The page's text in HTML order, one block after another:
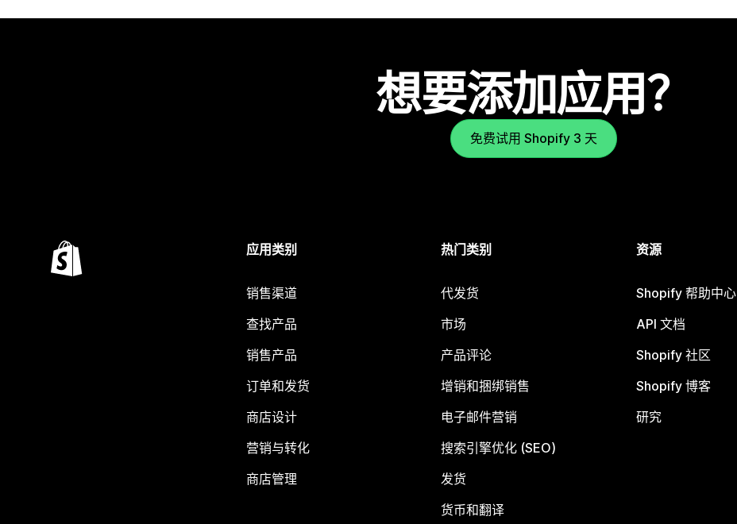
想要添加应用？
免费试用 Shopify 3 天
应用类别
销售渠道
查找产品
销售产品
订单和发货
商店设计
营销与转化
商店管理
热门类别
代发货
市场
产品评论
增销和捆绑销售
电子邮件营销
搜索引擎优化 (SEO)
发货
货币和翻译
资源
Shopify 帮助中心
API 文档
Shopify 社区
Shopify 博客
研究